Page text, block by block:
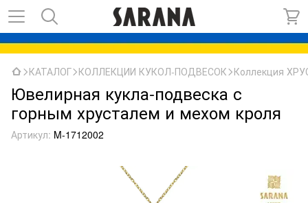
КАТАЛОГ КОЛЛЕКЦИИ КУКОЛ-ПОДВЕСОК Коллекция
Ювелирная кукла-подвеска с
горным хрусталем и мехом кроля
Артикул: M-1712002